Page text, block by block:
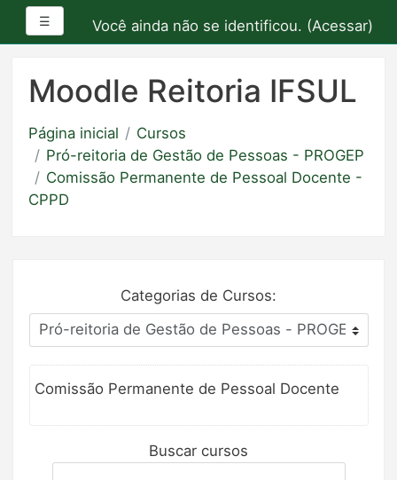
principal
☰ Painel lateralVocê ainda não se identificou. (Acessar)
Moodle Reitoria IFSUL
Página inicial
Cursos
Pró-reitoria de Gestão de Pessoas - PROGEP
Comissão Permanente de Pessoal Docente -
CPPD
Categorias de Cursos:
Comissão Permanente de Pessoal Docente
Buscar cursos